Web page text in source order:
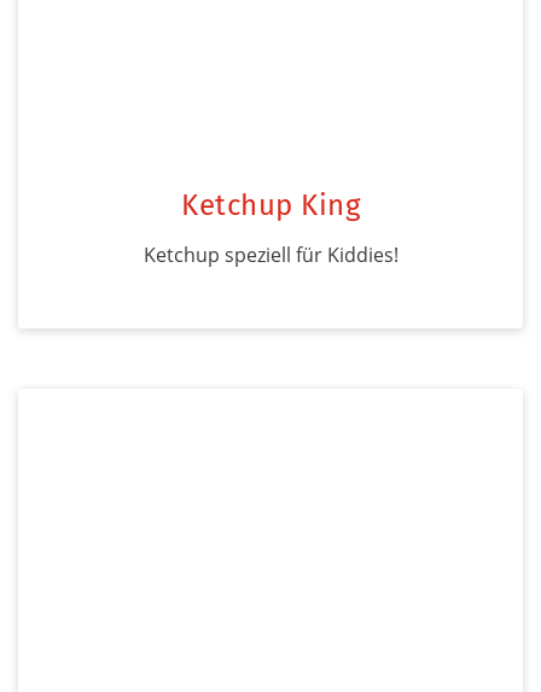
Ketchup King
Ketchup speziell für Kiddies!